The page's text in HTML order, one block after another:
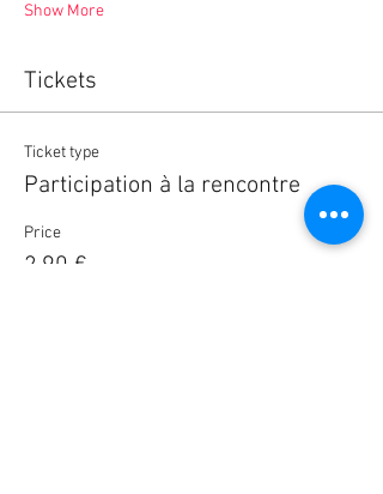
Show More
Tickets
Ticket type
Participation à la rencontre
Price
2,90 €